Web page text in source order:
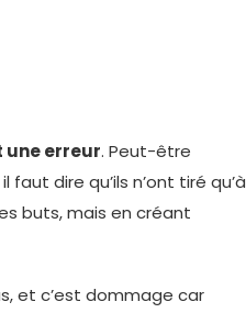
une erreur. Peut-être
dire qu’ils n’ont tiré qu’à
buts, mais en créant
et c’est dommage car